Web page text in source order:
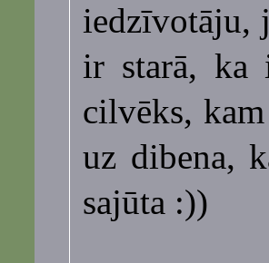
iedzīvotāju,
ir starā, ka
cilvēks,
uz dibena,
sajūta :))